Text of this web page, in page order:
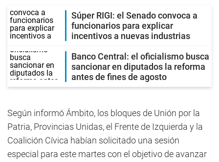
Súper RIGI: el Senado convoca a
funcionarios para explicar
incentivos a nuevas industrias
Banco Central: el oficialismo busca
sancionar en diputados la reforma
antes de fines de agosto
Según informó Ámbito, los bloques de Unión por la
Patria, Provincias Unidas, el Frente de Izquierda y la
Coalición Cívica habían solicitado una sesión
especial para este martes con el objetivo de avanzar